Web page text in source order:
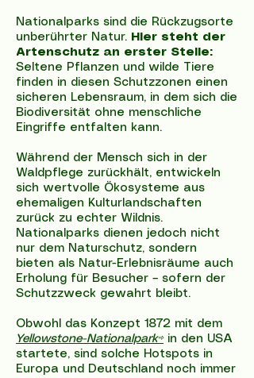
Nationalparks sind die Rückzugsorte
unberührter Natur. Hier steht der
Artenschutz an erster Stelle:
Seltene Pflanzen und wilde Tiere
finden in diesen Schutzzonen einen
sicheren Lebensraum, in dem sich die
Biodiversität ohne menschliche
Eingriffe entfalten kann.
Während der Mensch sich in der
Waldpflege zurückhält, entwickeln
sich wertvolle Ökosysteme aus
ehemaligen Kulturlandschaften
zurück zu echter Wildnis.
Nationalparks dienen jedoch nicht
nur dem Naturschutz, sondern
bieten als Natur-Erlebnisräume auch
Erholung für Besucher – sofern der
Schutzzweck gewahrt bleibt.
Obwohl das Konzept 1872 mit dem
Yellowstone-Nationalpark⇨in den USA
startete, sind solche Hotspots in
Europa und Deutschland noch immer